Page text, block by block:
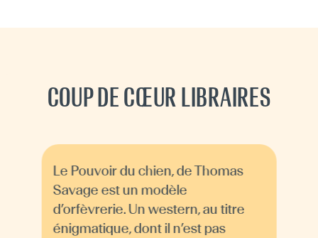
COUP DE CŒUR LIBRAIRES
Le Pouvoir du chien, de Thomas
Savage est un modèle
d’orfèvrerie. Un western, au titre
énigmatique, dont il n’est pas